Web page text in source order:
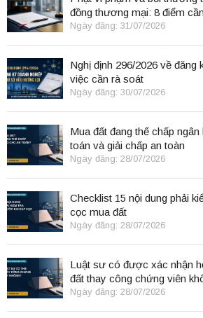
đồng thương mại: 8 điểm
Ngày đăng: 31/07/2026
Nghị định 296/2026 về đăng
việc cần rà soát
Ngày đăng: 30/07/2026
Mua đất đang thế chấp
toán và giải chấp an toàn
Ngày đăng: 28/07/2026
Checklist 15 nội dung phải
cọc mua đất
Ngày đăng: 28/07/2026
Luật sư có được xác nhận
đất thay công chứng viên
Ngày đăng: 28/07/2026